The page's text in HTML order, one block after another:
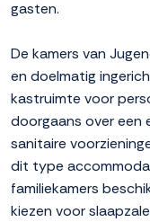
gasten.
De kamers van
en doelmatig
kastruimte voor
doorgaans over een
sanitaire
dit type
familiekamers
kiezen voor